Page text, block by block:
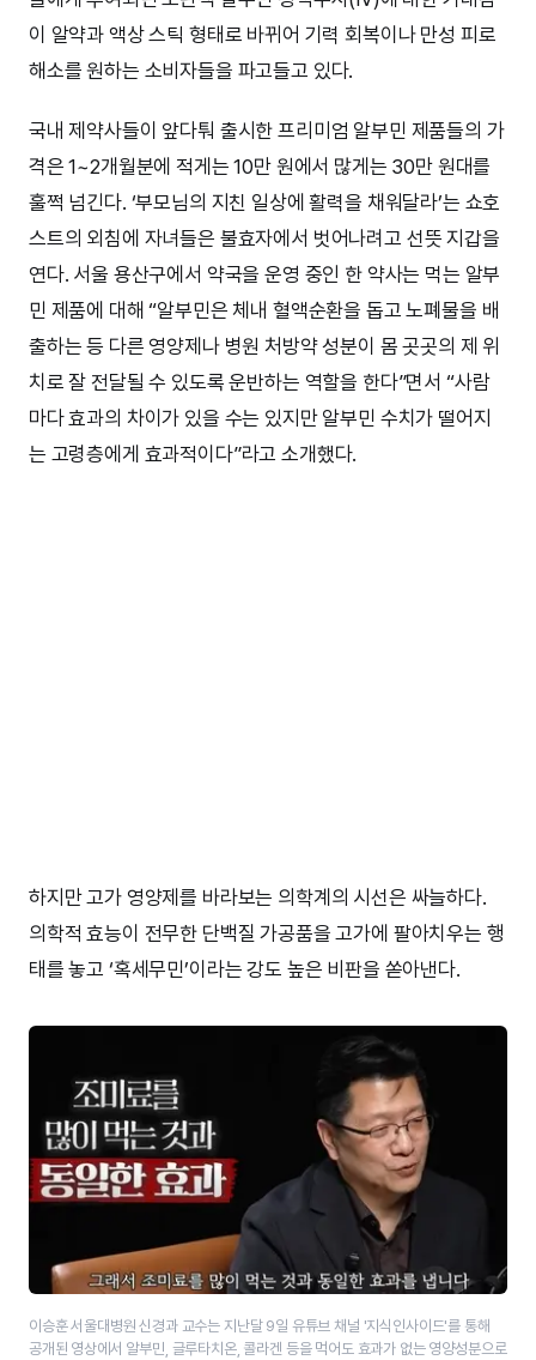
이 알약과 액상 스틱 형태로 바뀌어 기력 회복이나 만성 피로
해소를 원하는 소비자들을 파고들고 있다.
국내 제약사들이 앞다퉈 출시한 프리미엄 알부민 제품들의 가
격은 1~2개월분에 적게는 10만 원에서 많게는 30만 원대를
훌쩍 넘긴다. ‘부모님의 지친 일상에 활력을 채워달라’는 쇼호
스트의 외침에 자녀들은 불효자에서 벗어나려고 선뜻 지갑을
연다. 서울 용산구에서 약국을 운영 중인 한 약사는 먹는 알부
민 제품에 대해 “알부민은 체내 혈액순환을 돕고 노폐물을 배
출하는 등 다른 영양제나 병원 처방약 성분이 몸 곳곳의 제 위
치로 잘 전달될 수 있도록 운반하는 역할을 한다”면서 “사람
마다 효과의 차이가 있을 수는 있지만 알부민 수치가 떨어지
는 고령층에게 효과적이다”라고 소개했다.
하지만 고가 영양제를 바라보는 의학계의 시선은 싸늘하다.
의학적 효능이 전무한 단백질 가공품을 고가에 팔아치우는 행
태를 놓고 ‘혹세무민’이라는 강도 높은 비판을 쏟아낸다.
이승훈 서울대병원 신경과 교수는 지난달 9일 유튜브 채널 '지식인사이드'를 통해
공개된 영상에서 알부민, 글루타치온, 콜라겐 등을 먹어도 효과가 없는 영양성분으로